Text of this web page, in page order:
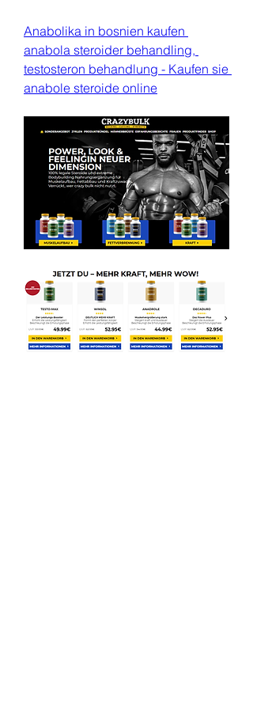
Anabolika in bosnien kaufen
anabola steroider behandling,
testosteron behandlung - Kaufen sie
anabole steroide online